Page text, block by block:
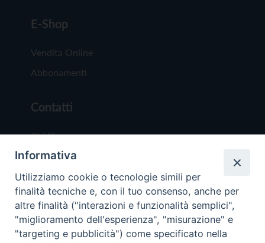
E-Shop
Vendita Online
Abbonamenti
Contatti
Chi Siamo
Redazione
Scrivici
Informativa
Utilizziamo cookie o tecnologie simili per
finalità tecniche e, con il tuo consenso, anche per
altre finalità ("interazioni e funzionalità semplici",
"miglioramento dell'esperienza", "misurazione" e
"targeting e pubblicità") come specificato nella